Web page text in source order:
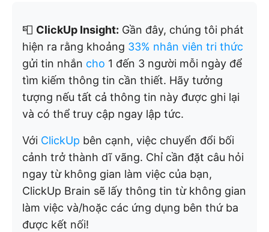
📮 ClickUp Insight: Gần đây, chúng tôi phát
hiện ra rằng khoảng 33% nhân viên tri thức
gửi tin nhắn cho 1 đến 3 người mỗi ngày để
tìm kiếm thông tin cần thiết. Hãy tưởng
tượng nếu tất cả thông tin này được ghi lại
và có thể truy cập ngay lập tức.
Với ClickUp bên cạnh, việc chuyển đổi bối
cảnh trở thành dĩ vãng. Chỉ cần đặt câu hỏi
ngay từ không gian làm việc của bạn,
ClickUp Brain sẽ lấy thông tin từ không gian
làm việc và/hoặc các ứng dụng bên thứ ba
được kết nối!